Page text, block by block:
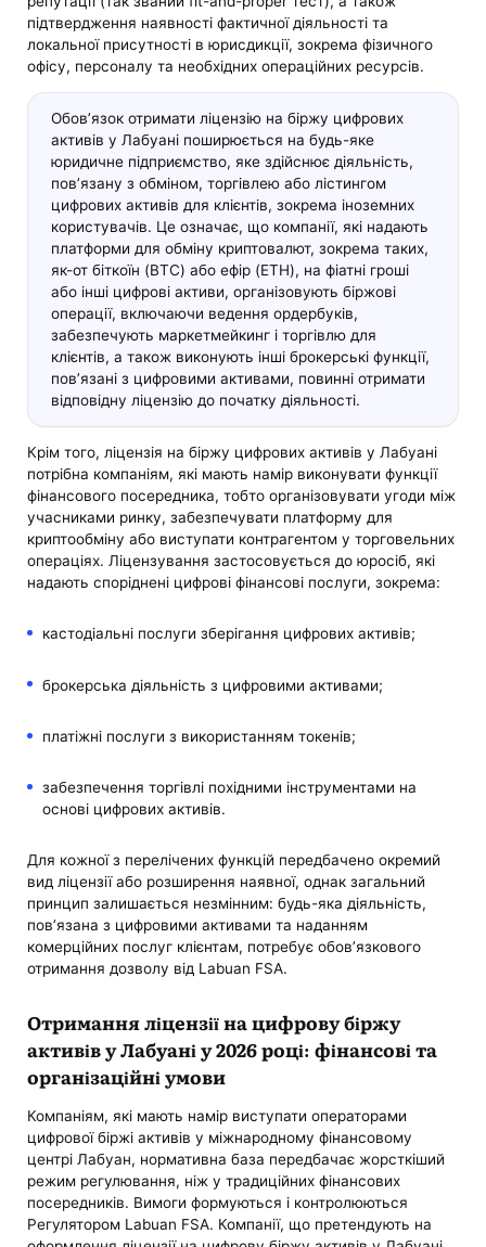
підтвердження наявності фактичної діяльності та
локальної присутності в юрисдикції, зокрема фізичного
офісу, персоналу та необхідних операційних ресурсів.
Обов’язок отримати ліцензію на біржу цифрових
активів у Лабуані поширюється на будь-яке
юридичне підприємство, яке здійснює діяльність,
пов’язану з обміном, торгівлею або лістингом
цифрових активів для клієнтів, зокрема іноземних
користувачів. Це означає, що компанії, які надають
платформи для обміну криптовалют, зокрема таких,
як-от біткоїн (BTC) або ефір (ETH), на фіатні гроші
або інші цифрові активи, організовують біржові
операції, включаючи ведення ордербуків,
забезпечують маркетмейкинг і торгівлю для
клієнтів, а також виконують інші брокерські функції,
пов’язані з цифровими активами, повинні отримати
відповідну ліцензію до початку діяльності.
Крім того, ліцензія на біржу цифрових активів у Лабуані
потрібна компаніям, які мають намір виконувати функції
фінансового посередника, тобто організовувати угоди між
учасниками ринку, забезпечувати платформу для
криптообміну або виступати контрагентом у торговельних
операціях. Ліцензування застосовується до юросіб, які
надають споріднені цифрові фінансові послуги, зокрема:
кастодіальні послуги зберігання цифрових активів;
брокерська діяльність з цифровими активами;
платіжні послуги з використанням токенів;
забезпечення торгівлі похідними інструментами на
основі цифрових активів.
Для кожної з перелічених функцій передбачено окремий
вид ліцензії або розширення наявної, однак загальний
принцип залишається незмінним: будь-яка діяльність,
пов’язана з цифровими активами та наданням
комерційних послуг клієнтам, потребує обов’язкового
отримання дозволу від Labuan FSA.
Отримання ліцензії на цифрову біржу
активів у Лабуані у 2026 році: фінансові та
організаційні умови
Компаніям, які мають намір виступати операторами
цифрової біржі активів у міжнародному фінансовому
центрі Лабуан, нормативна база передбачає жорсткіший
режим регулювання, ніж у традиційних фінансових
посередників. Вимоги формуються і контролюються
Регулятором Labuan FSA. Компанії, що претендують на